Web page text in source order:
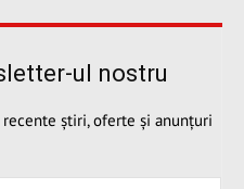
ul nostru
știri, oferte și anunțuri